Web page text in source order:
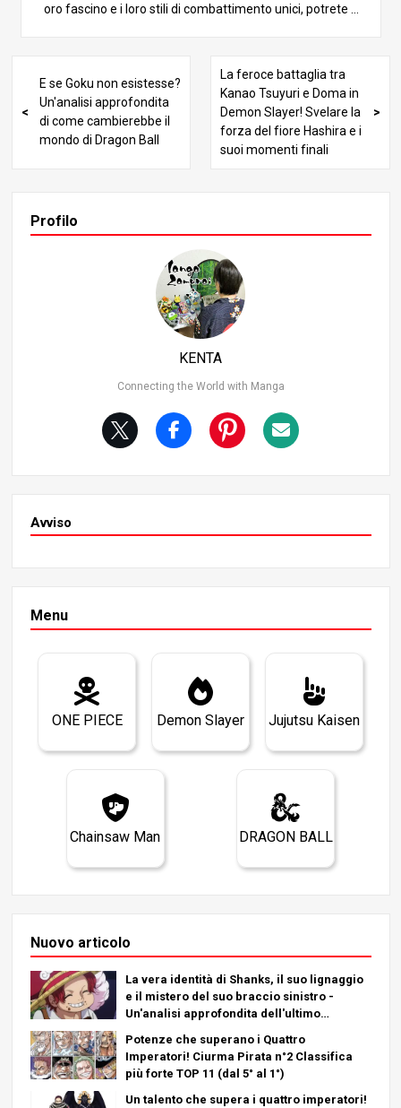
oro fascino e i loro stili di combattimento unici, potrete a
icopre il ruolo di Insect Hashira. Sebbene sia più piccola di
statura rispetto agli altri Hashira, compensa con i suoi m
ovimenti rapidi e le sue tecniche di veleno uniche. Nell’ar
co del Monte Natagumo, dimostra la sua forza sconfigg
endo il demone della Luna Inferiore, Rui. Il suo veleno è s
to contro il demone della Luna Superiore Due, Doma. Se
bbene il suo veleno sia incredibilmente potente, per sferr
are un colpo mortale deve prima infliggere una ferita al
l’avversario, il che solleva dubbi sulla sua efficacia contro
altri Hashira. 8° posto: Tengen Uzui Tengen Uzui, l’Hashir
a del Suono, possiede un aspetto appariscente e una fer
oce abilità di combattimento. Ha una personalità sgargia
della respirazione sonora, eccelle negli attacchi esplosivi,
particolarmente forti rispetto ad altri stili di respirazione.
E se Goku non esistesse?
Un'analisi approfondita
di come cambierebbe il
mondo di Dragon Ball
La feroce battaglia tra
Kanao Tsuyuri e Doma in
Demon Slayer! Svelare la
forza del fiore Hashira e i
suoi momenti finali
Profilo
KENTA
Connecting the World with Manga
Avviso
Menu
ONE PIECE Demon Slayer Jujutsu Kaisen
Chainsaw Man DRAGON BALL
Nuovo articolo
La vera identità di Shanks, il suo lignaggio
e il mistero del suo braccio sinistro -
Un'analisi approfondita dell'ultimo
Potenze che superano i Quattro
Imperatori! Ciurma Pirata n°2 Classifica
più forte TOP 11 (dal 5° al 1°)
Un talento che supera i quattro imperatori!